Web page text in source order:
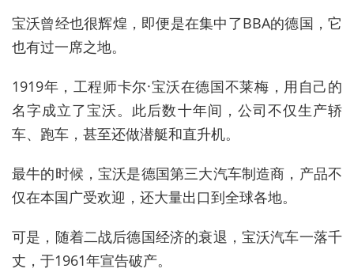
宝沃曾经也很辉煌，即便是在集中了BBA的德国，它
也有过一席之地。
1919年，工程师卡尔·宝沃在德国不莱梅，用自己的
名字成立了宝沃。此后数十年间，公司不仅生产轿
车、跑车，甚至还做潜艇和直升机。
最牛的时候，宝沃是德国第三大汽车制造商，产品不
仅在本国广受欢迎，还大量出口到全球各地。
可是，随着二战后德国经济的衰退，宝沃汽车一落千
丈，于1961年宣告破产。